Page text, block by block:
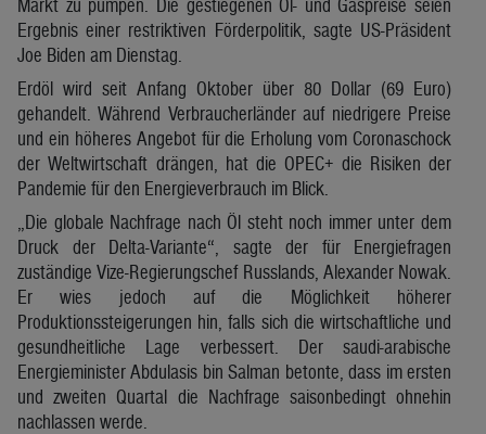
Ergebnis einer restriktiven Förderpolitik, sagte US-Präsident
Joe Biden am Dienstag.
Erdöl wird seit Anfang Oktober über 80 Dollar (69 Euro)
gehandelt. Während Verbraucherländer auf niedrigere Preise
und ein höheres Angebot für die Erholung vom Coronaschock
der Weltwirtschaft drängen, hat die OPEC+ die Risiken der
Pandemie für den Energieverbrauch im Blick.
„Die globale Nachfrage nach Öl steht noch immer unter dem
Druck der Delta-Variante“, sagte der für Energiefragen
zuständige Vize-Regierungschef Russlands, Alexander Nowak.
Er wies jedoch auf die Möglichkeit höherer
Produktionssteigerungen hin, falls sich die wirtschaftliche und
gesundheitliche Lage verbessert. Der saudi-arabische
Energieminister Abdulasis bin Salman betonte, dass im ersten
und zweiten Quartal die Nachfrage saisonbedingt ohnehin
nachlassen werde.